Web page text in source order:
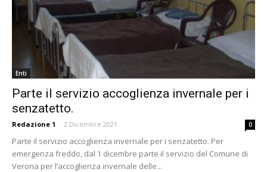
Enti
Parte il servizio accoglienza invernale per i
senzatetto.
Redazione 1 - 2 Dicembre 2021 0
Parte il servizio accoglienza invernale per i senzatetto. Per
emergenza freddo, dal 1 dicembre parte il servizio del Comune di
Verona per l’accoglienza invernale delle...